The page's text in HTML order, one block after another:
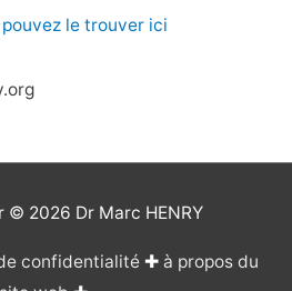
le trouver ici
© 2026 Dr Marc HENRY
confidentialité✚ à propos du